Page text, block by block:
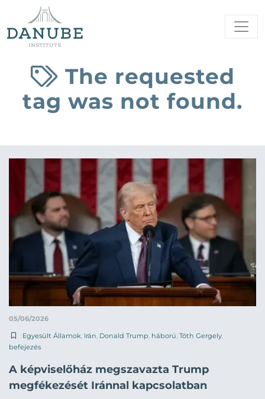
The requested
tag was not found.
05/06/2026
Egyesült Államok Irán Donald Trump háború Tóth Gergely
befejezés
A képviselőház megszavazta Trump
megfékezését Iránnal kapcsolatban